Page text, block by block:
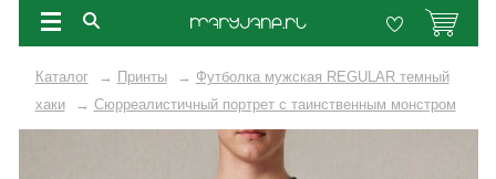
Каталог → Принты → Футболка мужская REGULAR темный
хаки
→ Сюрреалистичный портрет с таинственным монстром